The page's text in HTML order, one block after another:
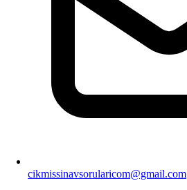
cikmissinavsorularicom@gmail.com